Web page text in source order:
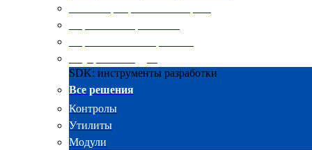
SDK: инструменты разработки
Все решения
Контролы
Утилиты
Модули